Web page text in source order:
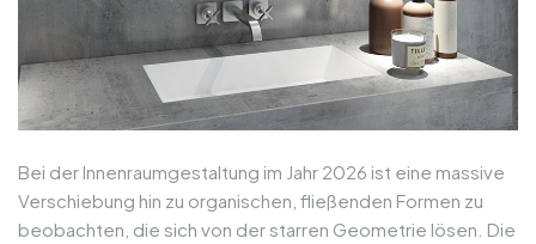
Bei der Innenraumgestaltung im Jahr 2026 ist eine massive
Verschiebung hin zu organischen, fließenden Formen zu
beobachten, die sich von der starren Geometrie lösen. Die